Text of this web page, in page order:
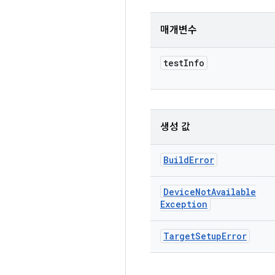
매개변수
testInfo
생성 값
BuildError
DeviceNotAvailable
Exception
TargetSetupError